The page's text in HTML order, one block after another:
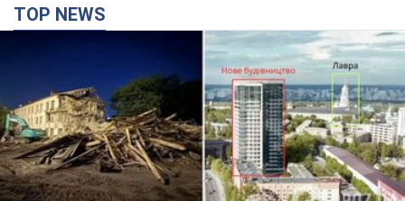
TOP NEWS